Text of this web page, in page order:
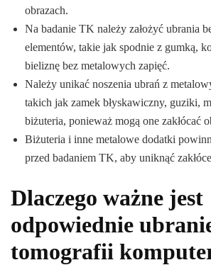
obrazach.
Na badanie TK należy założyć ubrania
elementów, takie jak spodnie z gumką,
bieliznę bez metalowych zapięć.
Należy unikać noszenia ubrań z
takich jak zamek błyskawiczny, guziki,
biżuteria, ponieważ mogą one zakłócać
Biżuteria i inne metalowe dodatki
przed badaniem TK, aby uniknąć
Dlaczego ważne jest
odpowiednie
tomografii